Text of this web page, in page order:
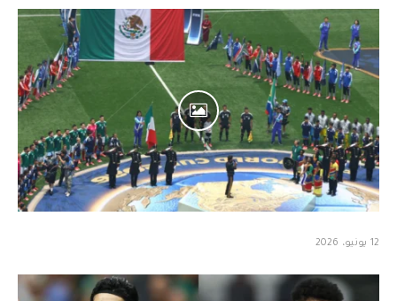
12 يونيو، 2026